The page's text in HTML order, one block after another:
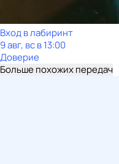
Вход в лабиринт
9 авг, вс в 13:00
Доверие
Больше похожих передач